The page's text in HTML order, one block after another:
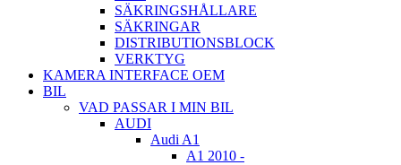
SÄKRINGSHÅLLARE
SÄKRINGAR
DISTRIBUTIONSBLOCK
VERKTYG
KAMERA INTERFACE OEM
BIL
VAD PASSAR I MIN BIL
AUDI
Audi A1
A1 2010 -